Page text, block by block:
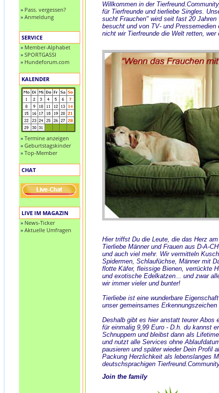
» Pass. vergessen?
» Anmeldung
SERVICE
» Member-Alphabet
» SPORTGASSI
» Hundeforum.com
KALENDER
» Termine anzeigen
» Geburtstagskinder
» Top-Member
CHAT
LIVE IM MAGAZIN
» News-Ticker
» Aktuelle Umfragen
Willkommen in der
für Tierfreunde und tierliebe Singles.
sucht Frauchen" wird seit fast 20 Jahren
besucht und von TV- und Pressemedien
nicht wir Tierfreunde die Welt retten, wer
Hier triffst Du die Leute, die das Herz
Tierliebe Männer und Frauen aus D-A-
und auch viel mehr. Wir vermitteln
Spidermen, Schlaufüchse, Männer mit
flotte Käfer, fleissige Bienen, verrückte
und exotische Edelkatzen... und zwar
wir immer vieler und bunter!
Tierliebe ist eine wunderbare
unser gemeinsames
Deshalb gibt es hier anstatt teurer Abos
für einmalig 9,99 Euro - D.h. du kannst
Schnuppern und bleibst dann als
und nutzt alle Services ohne
pausieren und später wieder Dein Profil
Packung Herzlichkeit als lebenslanges
deutschsprachigen
Join the family